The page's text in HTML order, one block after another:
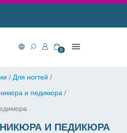
0
/ Для ногтей /
и педикюра /
И ПЕДИКЮРА